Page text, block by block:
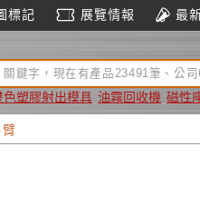
標記 展覽情報 最
色塑膠射出模具 油霧回收機 磁性